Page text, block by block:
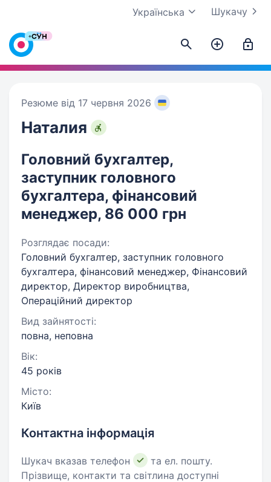
Шукачу
Українська
Резюме від 17 червня 2026
Наталия
Головний бухгалтер,
заступник головного
бухгалтера, фінансовий
менеджер, 86 000 грн
Розглядає посади:
Головний бухгалтер, заступник головного
бухгалтера, фінансовий менеджер, Фінансовий
директор, Директор виробництва,
Операційний директор
Вид зайнятості:
повна, неповна
Вік:
45 років
Місто:
Київ
Контактна інформація
Шукач вказав телефон
та ел. пошту.
Прізвище, контакти та світлина доступні